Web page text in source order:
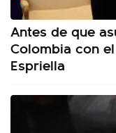
Antes de que
Colombia con
Espriella